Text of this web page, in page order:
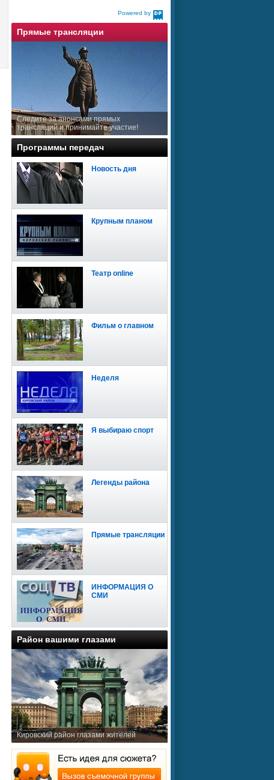
Powered by
DaysPedia.com
Прямые трансляции
Следите за анонсами прямых
трансляций и принимайте участие!
Программы передач
Новость дня
Крупным планом
Театр online
Фильм о главном
Неделя
Я выбираю спорт
Легенды района
Прямые трансляции
ИНФОРМАЦИЯ О
СМИ
Район вашими глазами
Кировский район глазами жителей
Сайт доступен для
мобильных устройств